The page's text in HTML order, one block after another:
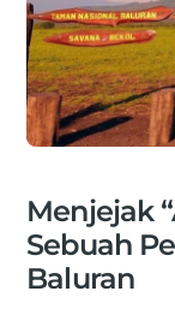
Menjejak
Sebuah
Baluran